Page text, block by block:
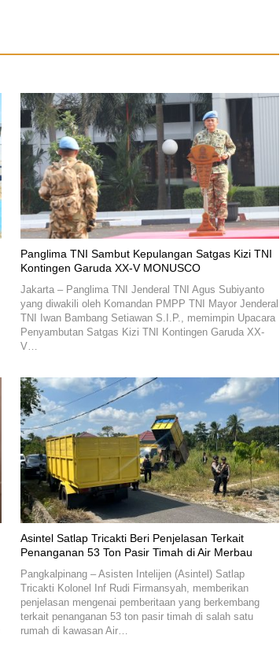
Panglima TNI Sambut Kepulangan Satgas Kizi TNI
Kontingen Garuda XX-V MONUSCO
Jakarta – Panglima TNI Jenderal TNI Agus Subiyanto
yang diwakili oleh Komandan PMPP TNI Mayor Jenderal
TNI Iwan Bambang Setiawan S.I.P., memimpin Upacara
Penyambutan Satgas Kizi TNI Kontingen Garuda XX-
V…
Asintel Satlap Tricakti Beri Penjelasan Terkait
Penanganan 53 Ton Pasir Timah di Air Merbau
Pangkalpinang – Asisten Intelijen (Asintel) Satlap
Tricakti Kolonel Inf Rudi Firmansyah, memberikan
penjelasan mengenai pemberitaan yang berkembang
terkait penanganan 53 ton pasir timah di salah satu
rumah di kawasan Air…